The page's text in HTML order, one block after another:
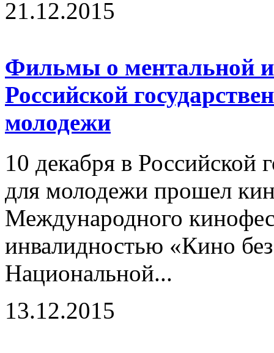
21.12.2015
Фильмы о ментальной
Российской
молодежи
10 декабря в Российской
для молодежи прошел
Международного
инвалидностью «Кино
Национальной...
13.12.2015